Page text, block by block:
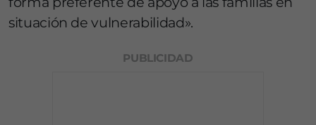
situación de vulnerabilidad».
PUBLICIDAD